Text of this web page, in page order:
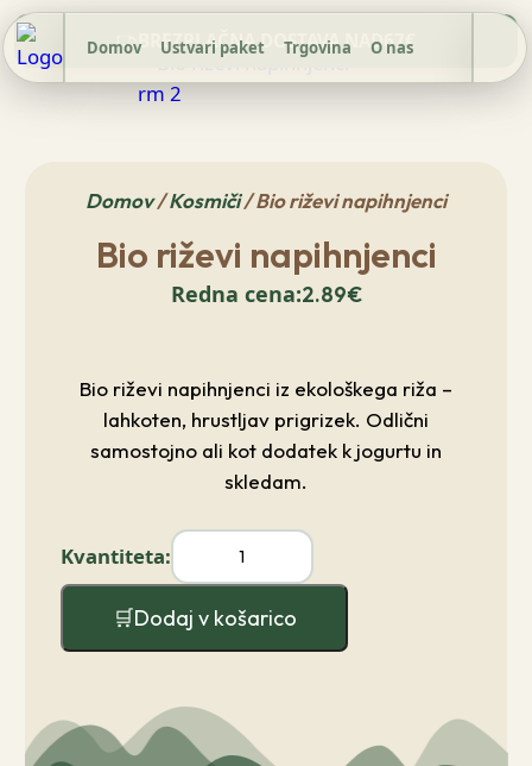
Domov Ustvari paket Trgovina O nas
Domov/Kosmiči/ Bio riževi napihnjenci
Bio riževi napihnjenci
2.89€
Bio riževi napihnjenci iz ekološkega riža –
lahkoten, hrustljav prigrizek. Odlični
samostojno ali kot dodatek k jogurtu in
skledam.
Dodaj v košarico
BREZPLAČNA DOSTAVA NAD 67€